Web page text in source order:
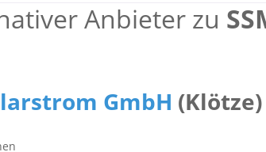
Anbieter zu
GmbH (Klötze)